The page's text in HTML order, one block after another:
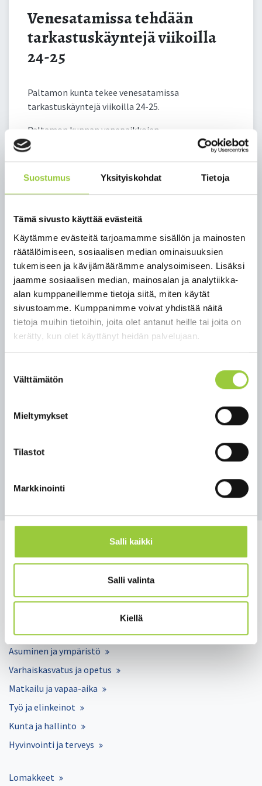
Suostumus Yksityiskohdat Tietoja
Tämä sivusto käyttää evästeitä
Käytämme evästeitä tarjoamamme sisällön ja mainosten
räätälöimiseen, sosiaalisen median ominaisuuksien
tukemiseen ja kävijämäärämme analysoimiseen. Lisäksi
jaamme sosiaalisen median, mainosalan ja analytiikka-
alan kumppaneillemme tietoja siitä, miten käytät
sivustoamme. Kumppanimme voivat yhdistää näitä
tietoja muihin tietoihin, joita olet antanut heille tai joita on
kerätty, kun olet käyttänyt heidän palvelujaan.
valinta
Välttämätön
Mieltymykset
Tilastot
Markkinointi
Salli kaikki
Salli valinta
Kiellä
Venesatamissa tehdään
tarkastuskäyntejä viikoilla
24-25
Paltamon kunta tekee venesatamissa
tarkastuskäyntejä viikoilla 24-25.
Paltamon kunnan venepaikkojen
vuokraussääntöjen mukaan venepaikat vuokrataan
venepaikat eivät enää ole voimassa tällä kaudella.
Venepaikat ovat jatkuvassa haussa joten, jos et ole
sähköisesti täältä.
Linkki sähköiseen
myös:www.paltamo.fi/matkailu-ja-vapaa-
aika/liikunta-ja-ulkoilu-> veneily ja uistelu
Luvattomalla paikalla sijaitsevaan veneeseen,
ranturiin ym. varusteisiin kiinnitetään siirto
kehotus. Mikäli veneen haltija ei kehotuksesta
huolimatta poista venettä luvattomalta paikalta
14 vuorokauden kuluessa, vene siirretään kunnan
varastointialueelle veneen haltijan vastuulla ja
säilytetään kunnan varastossa vähintään 6 kk. Vene
laskun kuittia vastaan (siirtokustannukset). Kunta
ei vastaa varastointialueelle siirretyille veneille
Lisätietoja (virka-aikana) p. 044 2885 512
Takaisin uutisiin
Salmelankuja 1, 88300 Paltamo
paltamon.kunta(at)paltamo.fi
Asuminen ja ympäristö
Varhaiskasvatus ja opetus
Matkailu ja vapaa-aika
Työ ja elinkeinot
Kunta ja hallinto
Hyvinvointi ja terveys
Lomakkeet